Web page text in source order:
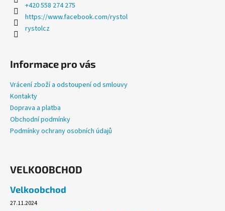
+420 558 274 275
https://www.facebook.com/rystol
rystolcz
Informace pro vás
Vrácení zboží a odstoupení od smlouvy
Kontakty
Doprava a platba
Obchodní podmínky
Podmínky ochrany osobních údajů
VELKOOBCHOD
Velkoobchod
27.11.2024